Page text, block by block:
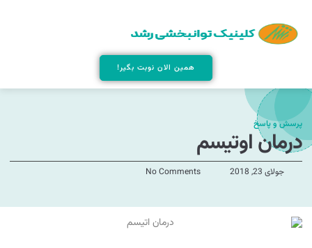
همین الان نوبت بگیر!
پرسش و پاسخ
درمان اوتیسم
جولای 23, 2018 No Comments